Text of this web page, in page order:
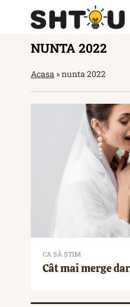
NUNTA 2022
Acasa »nunta 2022
CA SĂ ȘTIM
Cât mai merge